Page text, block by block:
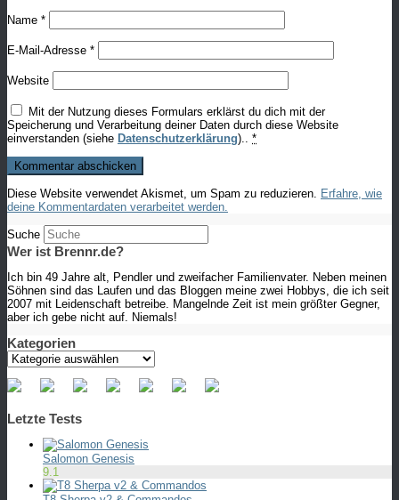
Name *
E-Mail-Adresse *
Website
Mit der Nutzung dieses Formulars erklärst du dich mit der
Speicherung und Verarbeitung deiner Daten durch diese Website
einverstanden (siehe Datenschutzerklärung).. *
Diese Website verwendet Akismet, um Spam zu reduzieren. Erfahre, wie
deine Kommentardaten verarbeitet werden.
Suche
Wer ist Brennr.de?
Ich bin 49 Jahre alt, Pendler und zweifacher Familienvater. Neben meinen
Söhnen sind das Laufen und das Bloggen meine zwei Hobbys, die ich seit
2007 mit Leidenschaft betreibe. Mangelnde Zeit ist mein größter Gegner,
aber ich gebe nicht auf. Niemals!
Kategorien
Kategorien
Letzte Tests
Salomon Genesis
9.1